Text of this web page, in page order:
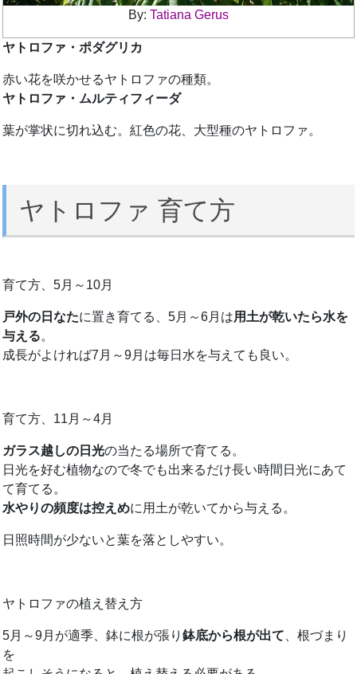
By: Tatiana Gerus
ヤトロファ・ポダグリカ
赤い花を咲かせるヤトロファの種類。
ヤトロファ・ムルティフィーダ
葉が掌状に切れ込む。紅色の花、大型種のヤトロファ。
ヤトロファ 育て方
育て方、5月～10月
戸外の日なたに置き育てる、5月～6月は用土が乾いたら水を
与える。
成長がよければ7月～9月は毎日水を与えても良い。
育て方、11月～4月
ガラス越しの日光の当たる場所で育てる。
日光を好む植物なので冬でも出来るだけ長い時間日光にあて
て育てる。
水やりの頻度は控えめに用土が乾いてから与える。
日照時間が少ないと葉を落としやすい。
ヤトロファの植え替え方
5月～9月が適季、鉢に根が張り 鉢底から根が出て 、根づまり
を